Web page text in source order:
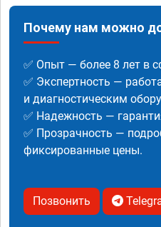
Почему нам можно
✅ Опыт — более 8 лет в
✅ Экспертность —
и диагностическим
✅ Надежность —
✅ Прозрачность —
фиксированные цены.
Позвонить